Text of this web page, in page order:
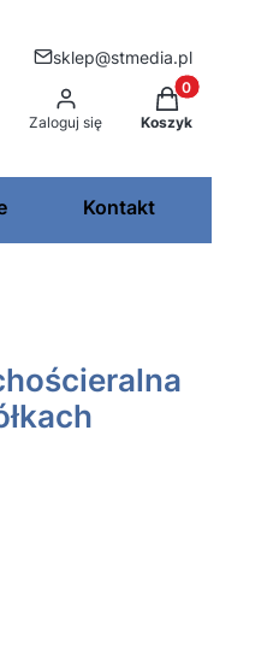
sklep@stmedia.pl
Zaloguj się
Produkty w
Koszyk
Kontakt